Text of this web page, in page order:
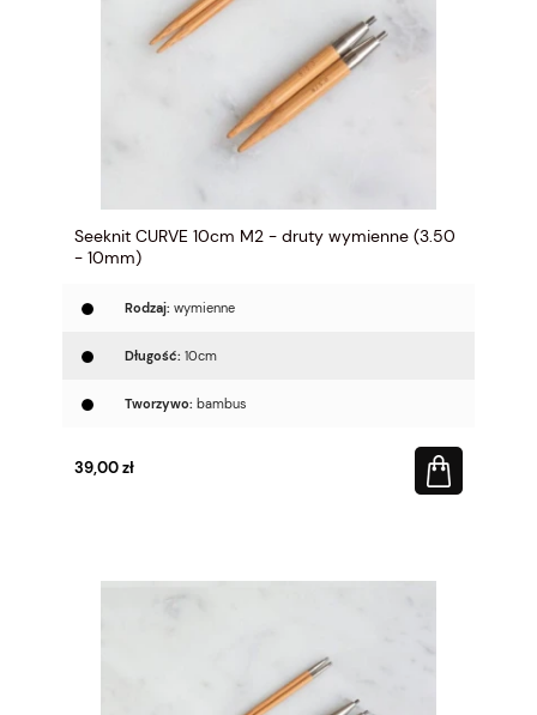
Seeknit CURVE 10cm M2 - druty wymienne (3.50
- 10mm)
Rodzaj: wymienne
Długość: 10cm
Tworzywo: bambus
39,00 zł